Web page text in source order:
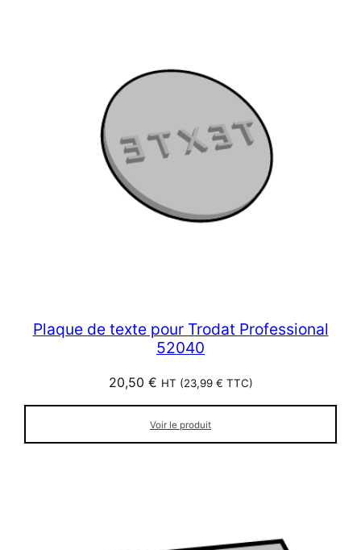
Plaque de texte pour Trodat Professional
52040
20,50 € HT (23,99 € TTC)
Voir le produit